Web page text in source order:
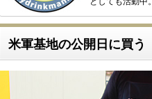
米軍基地の公開日に買う